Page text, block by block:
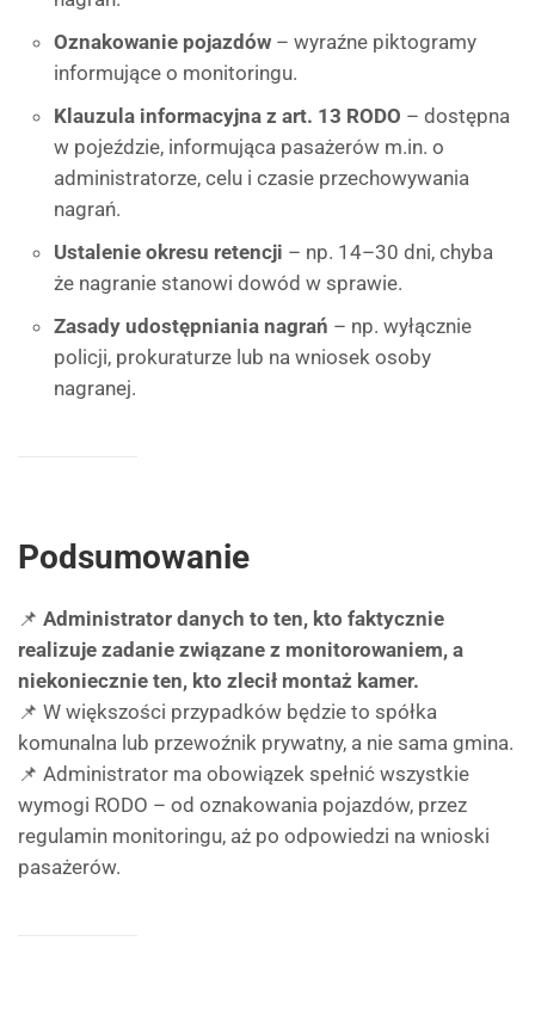
Oznakowanie pojazdów – wyraźne piktogramy
informujące o monitoringu.
Klauzula informacyjna z art. 13 RODO – dostępna
w pojeździe, informująca pasażerów m.in. o
administratorze, celu i czasie przechowywania
nagrań.
Ustalenie okresu retencji – np. 14–30 dni, chyba
że nagranie stanowi dowód w sprawie.
Zasady udostępniania nagrań – np. wyłącznie
policji, prokuraturze lub na wniosek osoby
nagranej.
Podsumowanie
📌 Administrator danych to ten, kto faktycznie
realizuje zadanie związane z monitorowaniem, a
niekoniecznie ten, kto zlecił montaż kamer.
📌 W większości przypadków będzie to spółka
komunalna lub przewoźnik prywatny, a nie sama gmina.
📌 Administrator ma obowiązek spełnić wszystkie
wymogi RODO – od oznakowania pojazdów, przez
regulamin monitoringu, aż po odpowiedzi na wnioski
pasażerów.